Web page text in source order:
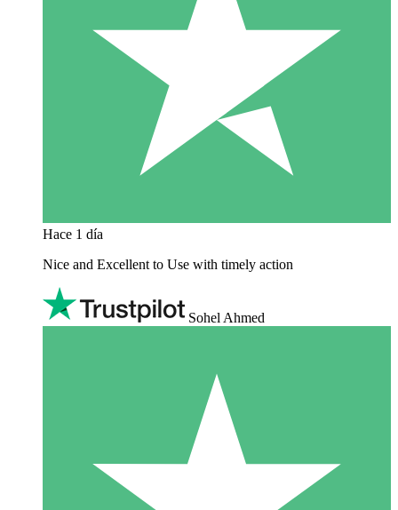
Hace 1 día
Nice and Excellent to Use with timely action
Sohel Ahmed